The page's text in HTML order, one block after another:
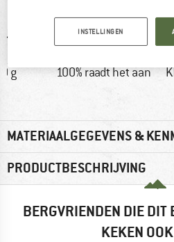
g 100% raadt het aan
MATERIAALGEGEVENS &
PRODUCTBESCHRIJVING
BERGVRIENDEN DIE
KEKEN
INSTELLINGEN